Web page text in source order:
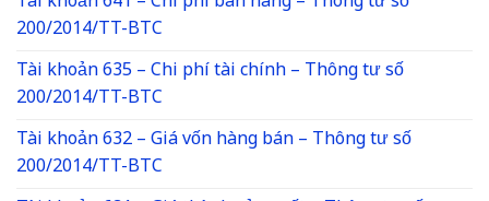
200/2014/TT-BTC
Tài khoản 635 – Chi phí tài chính – Thông tư số
200/2014/TT-BTC
Tài khoản 632 – Giá vốn hàng bán – Thông tư số
200/2014/TT-BTC